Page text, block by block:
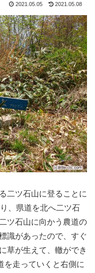
2021.05.05 2021.05.08
二ツ石山に登ることに
、県道を北へ二ツ石
ツ石山に向かう農道の
識があったので、すぐ
草が生えて、轍ができ
を走っていくと右側に